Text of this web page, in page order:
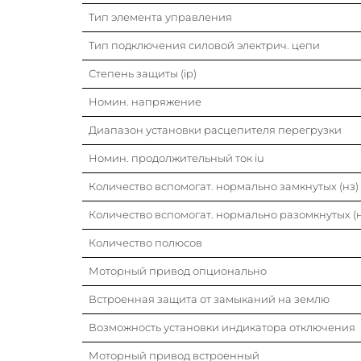
Тип элемента управления
Тип подключения силовой электрич. цепи
Степень защиты (ip)
Номин. напряжение
Диапазон установки расцепителя перегрузки
Номин. продолжительный ток iu
Количество вспомогат. нормально замкнутых (нз)
Количество вспомогат. нормально разомкнутых
Количество полюсов
Моторный привод опционально
Встроенная защита от замыканий на землю
Возможность установки индикатора отключения
Моторный привод встроенный